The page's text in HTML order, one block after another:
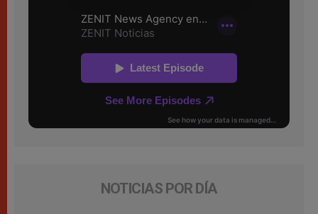
NOTICIAS POR DÍA